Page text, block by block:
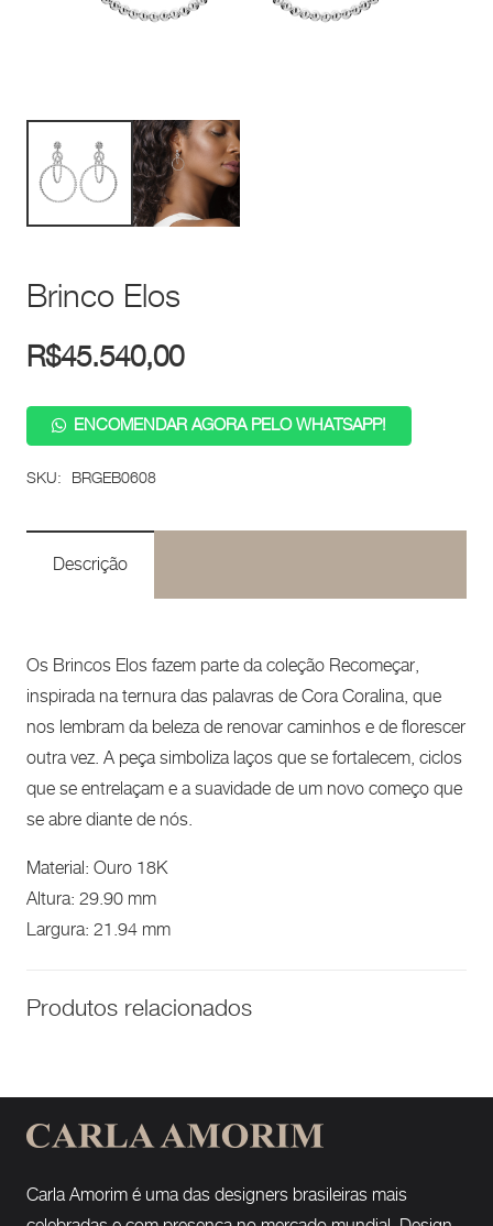
Brinco Elos
R$45.540,00
ENCOMENDAR AGORA PELO WHATSAPP!
SKU: BRGEB0608
Descrição
Os Brincos Elos fazem parte da coleção Recomeçar,
inspirada na ternura das palavras de Cora Coralina, que
nos lembram da beleza de renovar caminhos e de florescer
outra vez. A peça simboliza laços que se fortalecem, ciclos
que se entrelaçam e a suavidade de um novo começo que
se abre diante de nós.
Material: Ouro 18K
Altura: 29.90 mm
Largura: 21.94 mm
Produtos relacionados
Carla Amorim é uma das designers brasileiras mais